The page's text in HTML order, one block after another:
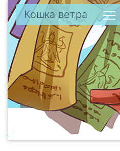
Кошка ветра